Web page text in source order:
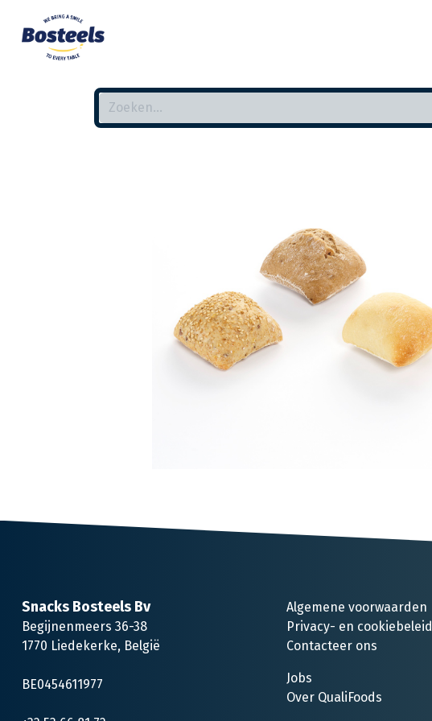
Snacks Bosteels Bv
Begijnenmeers 36-38
1770 Liedekerke, België
BE0454611977
Algemene voorwaarden
Privacy- en cookiebeleid
Contacteer ons
Jobs
Over QualiFoods